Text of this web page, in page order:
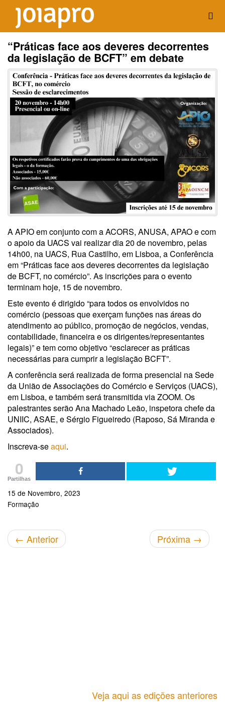
“Práticas face aos deveres decorrentes
da legislação de BCFT” em debate
A APIO em conjunto com a ACORS, ANUSA, APAO e com
o apoio da UACS vai realizar dia 20 de novembro, pelas
14h00, na UACS, Rua Castilho, em Lisboa, a Conferência
em “Práticas face aos deveres decorrentes da legislação
de BCFT, no comércio”. As inscrições para o evento
terminam hoje, 15 de novembro.
Este evento é dirigido “para todos os envolvidos no
comércio (pessoas que exerçam funções nas áreas do
atendimento ao público, promoção de negócios, vendas,
contabilidade, financeira e os dirigentes/representantes
legais)” e tem como objetivo “esclarecer as práticas
necessárias para cumprir a legislação BCFT”.
A conferência será realizada de forma presencial na Sede
da União de Associações do Comércio e Serviços (UACS),
em Lisboa, e também será transmitida via ZOOM. Os
palestrantes serão Ana Machado Leão, inspetora chefe da
UNIIC, ASAE, e Sérgio Figueiredo (Raposo, Sá Miranda e
Associados).
Inscreva-seaqui.
0
Partilhas
15 de Novembro, 2023
Formação
← Anterior Próxima →
Veja aqui as edições anteriores